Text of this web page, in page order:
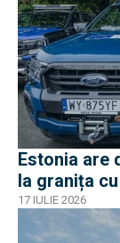
Estonia are
la granița
17 IULIE 2026